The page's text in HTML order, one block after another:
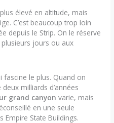
élevé en altitude, mais
C’est beaucoup trop loin
depuis le Strip. On le réserve
jours ou aux
fascine le plus. Quand on
milliards d’années
grand canyon varie, mais
en une seule
Empire State Buildings.